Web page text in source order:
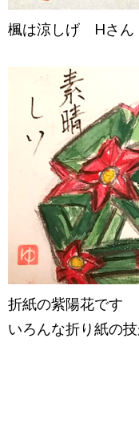
楓は涼しげ Hさん
折紙の紫陽花です
いろんな折り紙の